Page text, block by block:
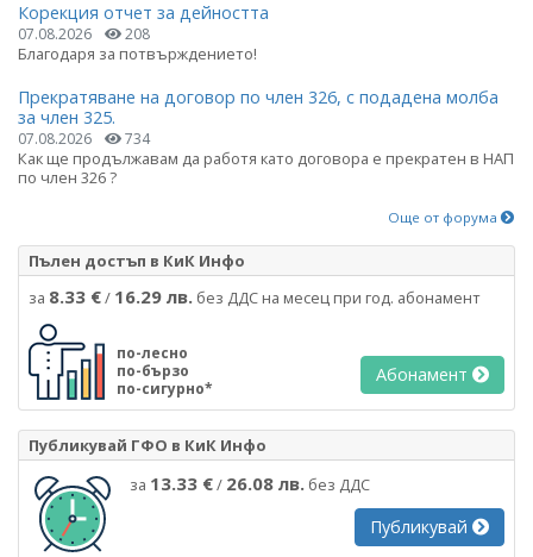
Корекция отчет за дейността
07.08.2026 208
Благодаря за потвърждението!
Прекратяване на договор по член 326, с подадена молба
за член 325.
07.08.2026 734
Как ще продължавам да работя като договора е прекратен в НАП
по член 326 ?
Още от форума
Пълен достъп в КиК Инфо
за 8.33 €/ 16.29 лв. без ДДС на месец при год. абонамент
по-лесно
по-бързо
по-сигурно*
Абонамент
Публикувай ГФО в КиК Инфо
за 13.33 €/ 26.08 лв. без ДДС
Публикувай